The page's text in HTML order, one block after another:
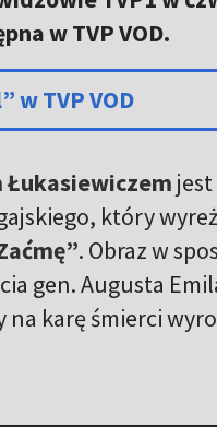
w TVP VOD.
w TVP VOD
Łukasiewiczem
który
. Obraz w
gen. Augusta
na karę śmierci